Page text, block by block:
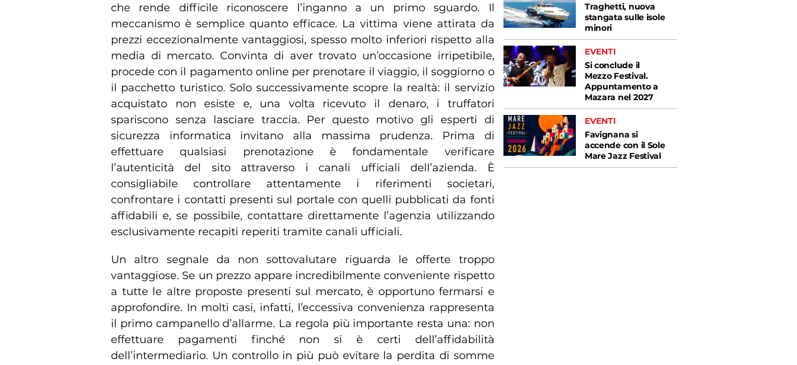
che rende difficile riconoscere l’inganno a un primo sguardo. Il
meccanismo è semplice quanto efficace. La vittima viene attirata da
prezzi eccezionalmente vantaggiosi, spesso molto inferiori rispetto alla
media di mercato. Convinta di aver trovato un’occasione irripetibile,
procede con il pagamento online per prenotare il viaggio, il soggiorno o
il pacchetto turistico. Solo successivamente scopre la realtà: il servizio
acquistato non esiste e, una volta ricevuto il denaro, i truffatori
spariscono senza lasciare traccia. Per questo motivo gli esperti di
sicurezza informatica invitano alla massima prudenza. Prima di
effettuare qualsiasi prenotazione è fondamentale verificare
l’autenticità del sito attraverso i canali ufficiali dell’azienda. È
consigliabile controllare attentamente i riferimenti societari,
confrontare i contatti presenti sul portale con quelli pubblicati da fonti
affidabili e, se possibile, contattare direttamente l’agenzia utilizzando
esclusivamente recapiti reperiti tramite canali ufficiali.
Un altro segnale da non sottovalutare riguarda le offerte troppo
vantaggiose. Se un prezzo appare incredibilmente conveniente rispetto
a tutte le altre proposte presenti sul mercato, è opportuno fermarsi e
approfondire. In molti casi, infatti, l’eccessiva convenienza rappresenta
il primo campanello d’allarme. La regola più importante resta una: non
effettuare pagamenti finché non si è certi dell’affidabilità
dell’intermediario. Un controllo in più può evitare la perdita di somme
Traghetti, nuova
stangata sulle isole
minori
EVENTI
Si conclude il
Mezzo Festival.
Appuntamento a
Mazara nel 2027
EVENTI
Favignana si
accende con il Sole
Mare Jazz Festival